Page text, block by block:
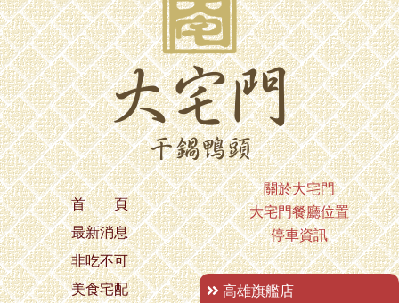
首 頁
最新消息
非吃不可
美食宅配
關於大宅門
大宅門餐廳位置
停車資訊
高雄旗艦店